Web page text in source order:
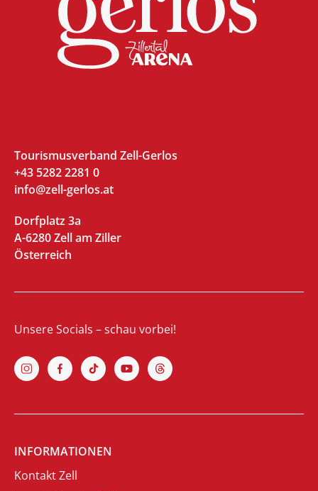
Tourismusverband Zell-Gerlos
+43 5282 2281 0
info@zell-gerlos.at
Dorfplatz 3a
A-6280 Zell am Ziller
Österreich
Unsere Socials – schau vorbei!
INFORMATIONEN
Kontakt Zell